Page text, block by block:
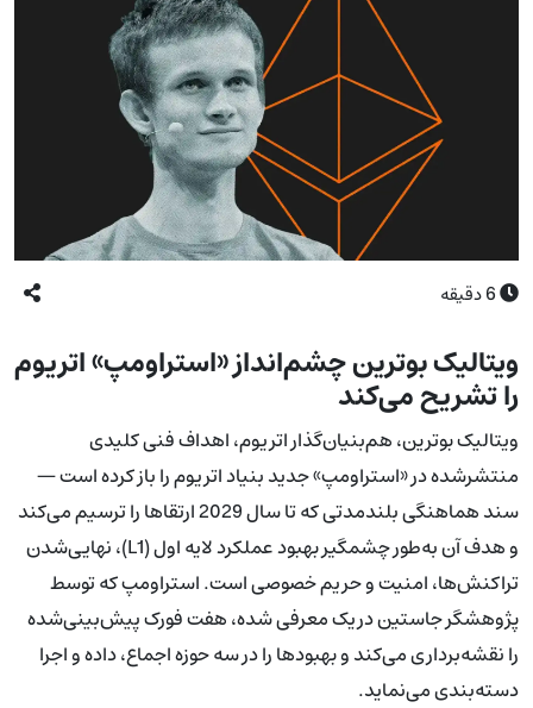
6دقیقه
ویتالیک بوترین چشم‌انداز «استراومپ» اتریوم
را تشریح می‌کند
ویتالیک بوترین، هم‌بنیان‌گذار اتریوم، اهداف فنی کلیدی
منتشرشده در «استراومپ» جدید بنیاد اتریوم را باز کرده است —
سند هماهنگی بلندمدتی که تا سال 2029 ارتقاها را ترسیم می‌کند
و هدف آن به‌طور چشمگیر بهبود عملکرد لایه اول (L1)، نهایی‌شدن
تراکنش‌ها، امنیت و حریم خصوصی است. استراومپ که توسط
پژوهشگر جاستین دریک معرفی شده، هفت فورک پیش‌بینی‌شده
را نقشه‌برداری می‌کند و بهبودها را در سه حوزه اجماع، داده و اجرا
دسته‌بندی می‌نماید.